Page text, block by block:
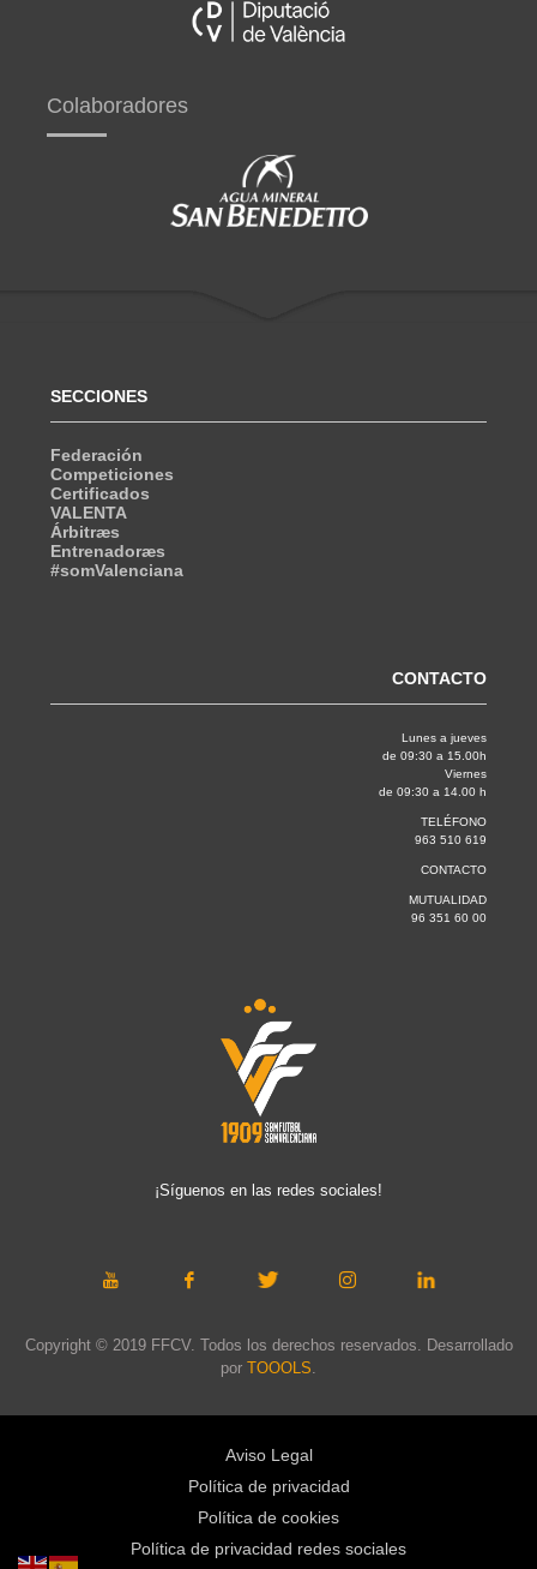
Colaboradores
SECCIONES
Federación
Competiciones
Certificados
VALENTA
Árbitræs
Entrenadoræs
#somValenciana
CONTACTO
Lunes a jueves
de 09:30 a 15.00h
Viernes
de 09:30 a 14.00 h
TELÉFONO
963 510 619
CONTACTO
MUTUALIDAD
96 351 60 00
¡Síguenos en las redes sociales!
Copyright © 2019 FFCV. Todos los derechos reservados. Desarrollado
por TOOOLS
Aviso Legal
Política de privacidad
Política de cookies
Política de privacidad redes sociales